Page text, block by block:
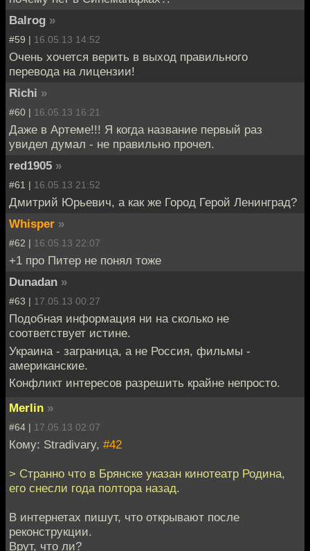
Balrog »
#59 | 16.05.13 14:52
Очень хочется верить в выход правильного
перевода на лицензии!
Richi »
#60 | 16.05.13 16:21
Даже в Артеме!!! Я когда название первый раз
увидел думал - не правильно прочел.
red1905 »
#61 | 16.05.13 21:52
Дмитрий Юрьевич, а как же Город Герой Ленинград?
Whisper »
#62 | 16.05.13 22:07
+1 про Питер не понял тоже
Dunadan »
#63 | 17.05.13 00:27
Подобная информация ни на сколько не
соответствует истине.
Украина - заграница, а не Россия, фильмы -
американские.
Конфликт интересов разрешить крайне непросто.
Merlin »
#64 | 17.05.13 02:07
Кому: Stradivary, #42
> Странно что в Брянске указан кинотеатр Родина,
его снесли года полтора назад.
В интернетах пишут, что открывают после
реконструкции.
Врут, что ли?